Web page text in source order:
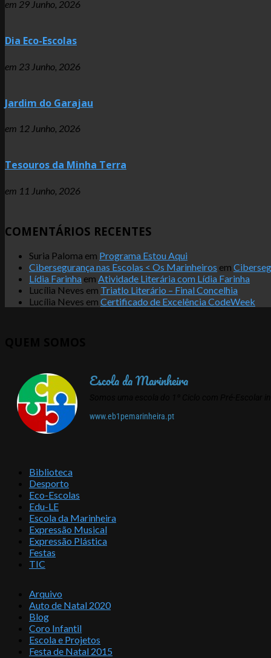
em 29 Junho, 2026
Dia Eco-Escolas
em 23 Junho, 2026
Jardim do Garajau
em 12 Junho, 2026
Tesouros da Minha Terra
em 11 Junho, 2026
COMENTÁRIOS RECENTES
Suria Paloma em Programa Estou Aqui
Cibersegurança nas Escolas < Os Marinheiros em
Lídia Farinha em Atividade Literária com Lídia Farinha
Lucília Neves em Triatlo Literário – Final Concelhia
Lucília Neves em Certificado de Excelência CodeWeek
Escola da Marinheira
www.eb1pemarinheira.pt
Biblioteca
Desporto
Eco-Escolas
Edu-LE
Escola da Marinheira
Expressão Musical
Expressão Plástica
Festas
TIC
Arquivo
Auto de Natal 2020
Blog
Coro Infantil
Escola e Projetos
Festa de Natal 2015